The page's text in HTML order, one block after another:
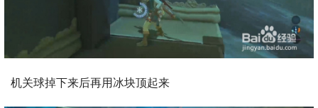
机关球掉下来后再用冰块顶起来